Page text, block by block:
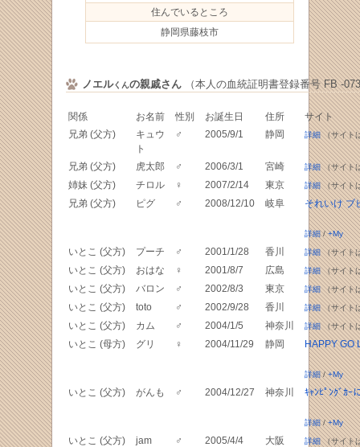
住んでいるところ
静岡県藤枝市
ノエルくんの親戚さん（本人の血統証明書登録番号 FB -
関係 お名前 性別 お誕生日 住所
サイト
兄弟 (父方)
キュウ
ト
♂ 2005/9/1 静岡 詳細（サイト
兄弟 (父方) 虎太郎 ♂ 2006/3/1 宮崎 詳細（サイト
姉妹 (父方) チロル ♀ 2007/2/14 東京 詳細（サイト
兄弟 (父方) ピグ ♂ 2008/12/10 岐阜 それいけ ブ
詳細/+My
いとこ (父方) プーチ ♂ 2001/1/28 香川 詳細（サイト
いとこ (父方) おはな ♀ 2001/8/7 広島 詳細（サイト
いとこ (父方) バロン ♂ 2002/8/3 東京 詳細（サイト
いとこ (父方) toto ♂ 2002/9/28 香川 詳細（サイト
いとこ (父方) カム ♂ 2004/1/5 神奈川 詳細（サイト
いとこ (母方) グリ ♀ 2004/11/29 静岡 HAPPY GO
詳細/+My
いとこ (父方) がんも ♂ 2004/12/27 神奈川 ｷｬﾝﾋﾟﾝｸﾞｶｰ
詳細/+My
いとこ (父方) jam ♂ 2005/4/4 大阪 詳細（サイト